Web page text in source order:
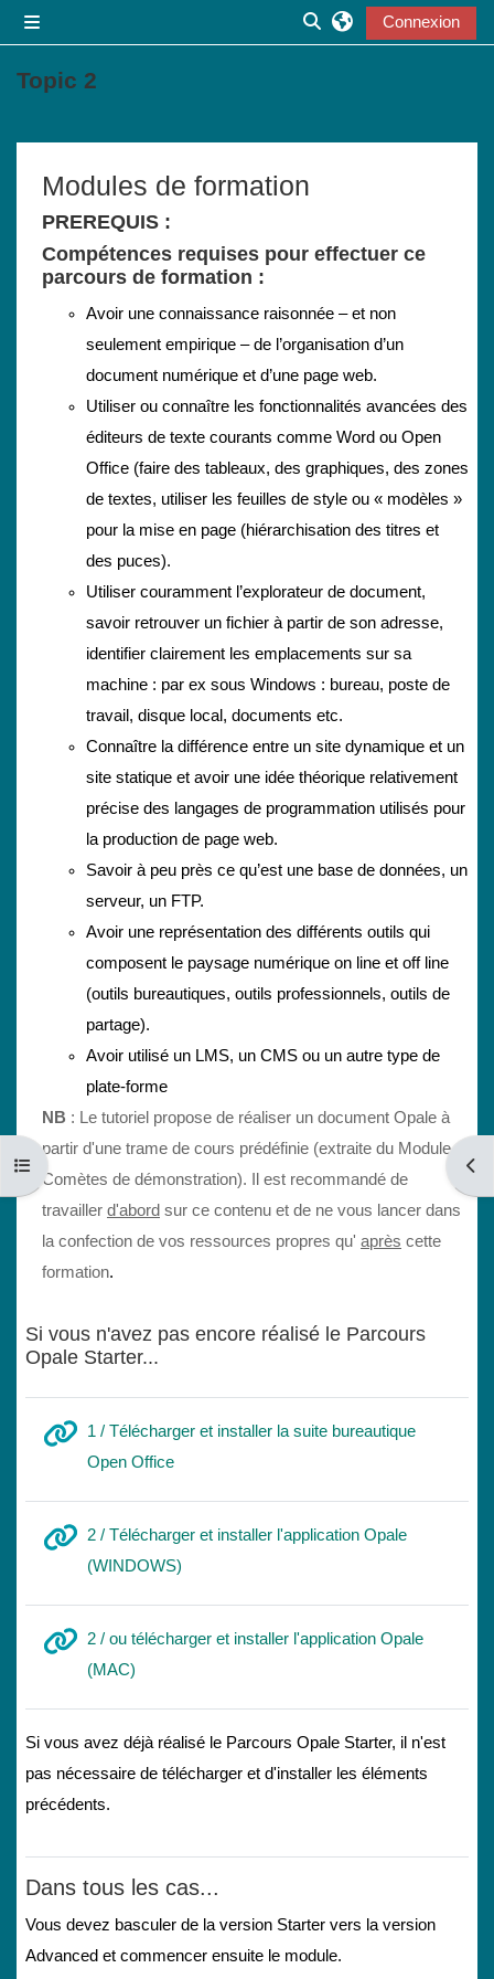
Activer/désactiver la
Connexion
Ouvrir l’index du cours
Topic 2
Modules de formation
PREREQUIS :
Compétences requises pour effectuer ce
parcours de formation :
Avoir une connaissance raisonnée – et non
seulement empirique – de l’organisation d’un
document numérique et d’une page web.
Utiliser ou connaître les fonctionnalités avancées des
éditeurs de texte courants comme Word ou Open
Office (faire des tableaux, des graphiques, des zones
de textes, utiliser les feuilles de style ou « modèles »
pour la mise en page (hiérarchisation des titres et
des puces).
Utiliser couramment l’explorateur de document,
savoir retrouver un fichier à partir de son adresse,
identifier clairement les emplacements sur sa
machine : par ex sous Windows : bureau, poste de
travail, disque local, documents etc.
Connaître la différence entre un site dynamique et un
site statique et avoir une idée théorique relativement
précise des langages de programmation utilisés pour
la production de page web.
Savoir à peu près ce qu’est une base de données, un
serveur, un FTP.
Avoir une représentation des différents outils qui
composent le paysage numérique on line et off line
(outils bureautiques, outils professionnels, outils de
partage).
Avoir utilisé un LMS, un CMS ou un autre type de
plate-forme
NB : Le tutoriel propose de réaliser un document Opale à
partir d'une trame de cours prédéfinie (extraite du Module
Comètes de démonstration). Il est recommandé de
travailler d'abord sur ce contenu et de ne vous lancer dans
la confection de vos ressources propres qu' après cette
formation.
Si vous n'avez pas encore réalisé le Parcours
Opale Starter...
1 / Télécharger et installer la suite bureautique
Open OfficeURL
2 / Télécharger et installer l'application Opale
(WINDOWS)
2 / ou télécharger et installer l'application Opale
(MAC)
Si vous avez déjà réalisé le Parcours Opale Starter, il n'est
pas nécessaire de télécharger et d'installer les éléments
précédents.
Dans tous les cas...
Vous devez basculer de la version Starter vers la version
Advanced et commencer ensuite le module.